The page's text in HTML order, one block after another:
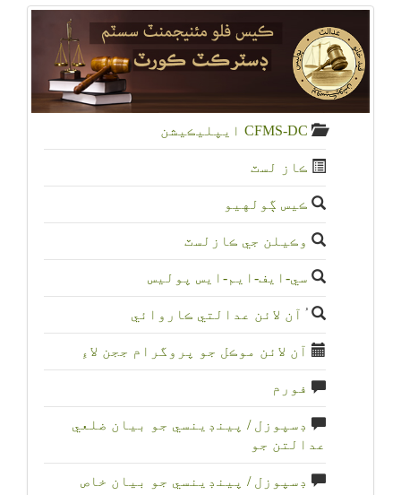
CFMS-DC ايپليڪيشن
ڪاز لسٽ
ڪيس ڳولهيو
وڪيلن جي ڪازلسٽ
سي-ايف-ايم-ايس پوليس
ُآن لائن عدالتي ڪاروائي
آن لائن موڪل جو پروگرام ججن لاءِ
فورم
ڊسپوزل / پينڊينسي جو بيان ضلعي
عدالتن جو
ڊسپوزل / پينڊينسي جو بيان خاص